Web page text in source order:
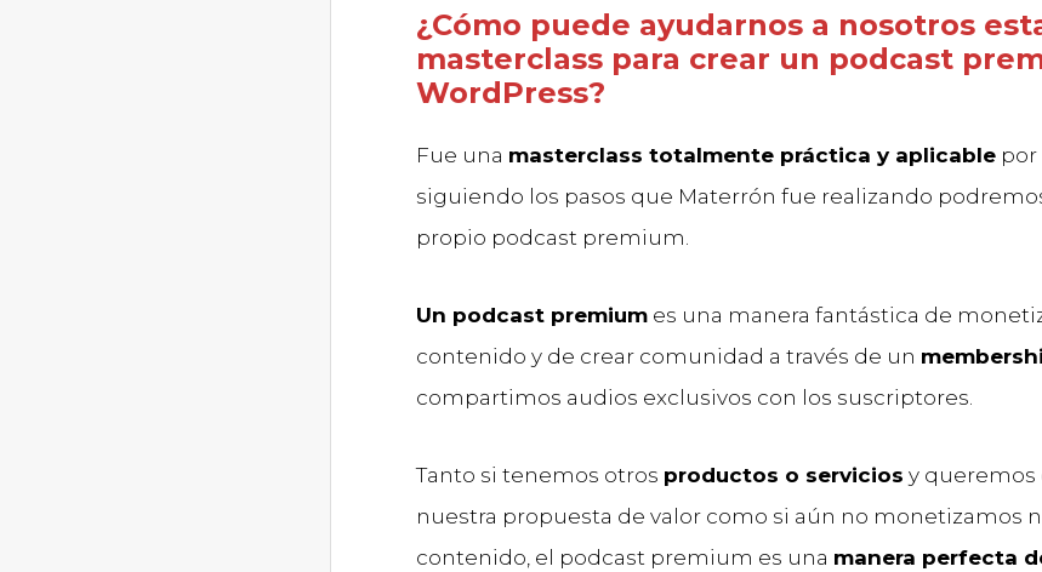
¿Cómo puede ayudarnos a nosotros
masterclass para crear un podcast
WordPress?
Fue una masterclass totalmente práctica y aplicable por
siguiendo los pasos que Materrón fue realizando
propio podcast premium.
Un podcast premium es una manera fantástica de
contenido y de crear comunidad a través de un
compartimos audios exclusivos con los suscriptores.
Tanto si tenemos otros productos o servicios y queremos
nuestra propuesta de valor como si aún no monetizamos
contenido, el podcast premium es una manera perfecta